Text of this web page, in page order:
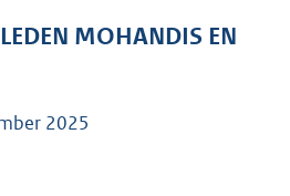
e
MOHANDIS EN
2025